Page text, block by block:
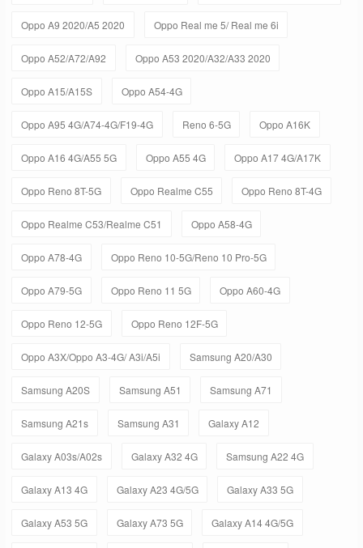
Oppo A9 2020/A5 2020 Oppo Real me 5/ Real me 6i
Oppo A52/A72/A92 Oppo A53 2020/A32/A33 2020
Oppo A15/A15S Oppo A54-4G
Oppo A95 4G/A74-4G/F19-4G Reno 6-5G Oppo A16K
Oppo A16 4G/A55 5G Oppo A55 4G Oppo A17 4G/A17K
Oppo Reno 8T-5G Oppo Realme C55 Oppo Reno 8T-4G
Oppo Realme C53/Realme C51 Oppo A58-4G
Oppo A78-4G Oppo Reno 10-5G/Reno 10 Pro-5G
Oppo A79-5G Oppo Reno 11 5G Oppo A60-4G
Oppo Reno 12-5G Oppo Reno 12F-5G
Oppo A3X/Oppo A3-4G/ A3i/A5i Samsung A20/A30
Samsung A20S Samsung A51 Samsung A71
Samsung A21s Samsung A31 Galaxy A12
Galaxy A03s/A02s Galaxy A32 4G Samsung A22 4G
Galaxy A13 4G Galaxy A23 4G/5G Galaxy A33 5G
Galaxy A53 5G Galaxy A73 5G Galaxy A14 4G/5G